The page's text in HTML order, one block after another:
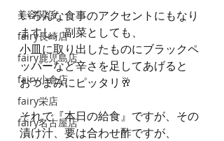
美容関係
fairy長崎店
fairy鹿児島店
fairy小倉店
fairy栄店
fairy名古屋店
いろんな食事のアクセントにもなり
ますし、副菜としても、
小皿に取り出したものにブラックペ
ッパーなど辛さを足してあげると
おつまみにピッタリ🥂
それで『本日の給食』ですが、その
漬け汁、要は合わせ酢ですが、